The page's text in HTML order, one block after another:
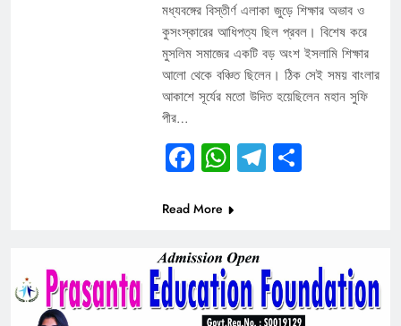
মধ্যবঙ্গের বিস্তীর্ণ এলাকা জুড়ে শিক্ষার অভাব ও
কুসংস্কারের আধিপত্য ছিল প্রবল। বিশেষ করে
মুসলিম সমাজের একটি বড় অংশ ইসলামি শিক্ষার
আলো থেকে বঞ্চিত ছিলেন। ঠিক সেই সময় বাংলার
আকাশে সূর্যের মতো উদিত হয়েছিলেন মহান সুফি
পীর…
Facebook
WhatsApp
Telegram
Share
Read More